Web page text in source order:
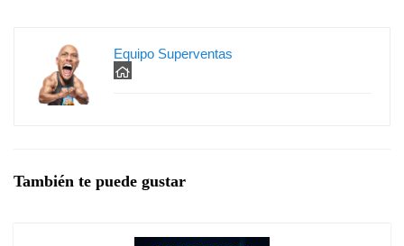
Equipo Superventas
También te puede gustar